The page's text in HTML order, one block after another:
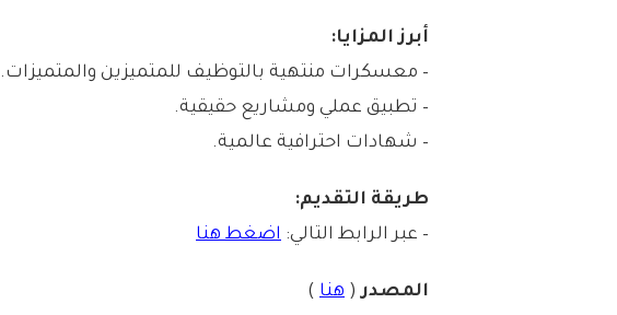
أبرز المزايا:
– معسكرات منتهية بالتوظيف للمتميزين والمتميزات.
– تطبيق عملي ومشاريع حقيقية.
– شهادات احترافية عالمية.
طريقة التقديم:
– عبر الرابط التالي: اضغط هنا
المصدر( هنا )